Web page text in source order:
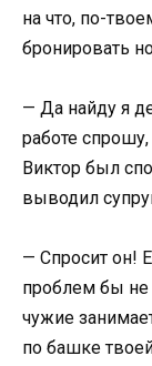
на что, по-
бронировать
— Да найду я
работе
Виктор был
выводил
— Спросит он!
проблем бы не
чужие
по башке